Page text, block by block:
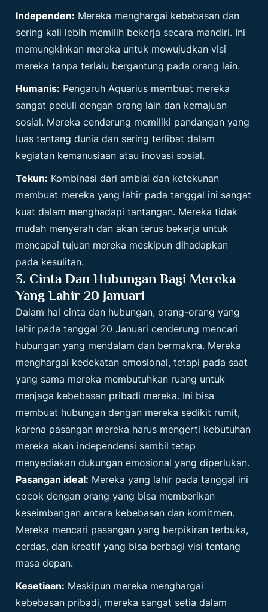
Independen: Mereka menghargai kebebasan dan
sering kali lebih memilih bekerja secara mandiri. Ini
memungkinkan mereka untuk mewujudkan visi
mereka tanpa terlalu bergantung pada orang lain.
Humanis: Pengaruh Aquarius membuat mereka
sangat peduli dengan orang lain dan kemajuan
sosial. Mereka cenderung memiliki pandangan yang
luas tentang dunia dan sering terlibat dalam
kegiatan kemanusiaan atau inovasi sosial.
Tekun: Kombinasi dari ambisi dan ketekunan
membuat mereka yang lahir pada tanggal ini sangat
kuat dalam menghadapi tantangan. Mereka tidak
mudah menyerah dan akan terus bekerja untuk
mencapai tujuan mereka meskipun dihadapkan
pada kesulitan.
3.Cinta Dan Hubungan Bagi Mereka
Yang Lahir 20 Januari
Dalam hal cinta dan hubungan, orang-orang yang
lahir pada tanggal 20 Januari cenderung mencari
hubungan yang mendalam dan bermakna. Mereka
menghargai kedekatan emosional, tetapi pada saat
yang sama mereka membutuhkan ruang untuk
menjaga kebebasan pribadi mereka. Ini bisa
membuat hubungan dengan mereka sedikit rumit,
karena pasangan mereka harus mengerti kebutuhan
mereka akan independensi sambil tetap
menyediakan dukungan emosional yang diperlukan.
Pasangan ideal: Mereka yang lahir pada tanggal ini
cocok dengan orang yang bisa memberikan
keseimbangan antara kebebasan dan komitmen.
Mereka mencari pasangan yang berpikiran terbuka,
cerdas, dan kreatif yang bisa berbagi visi tentang
masa depan.
Kesetiaan: Meskipun mereka menghargai
kebebasan pribadi, mereka sangat setia dalam